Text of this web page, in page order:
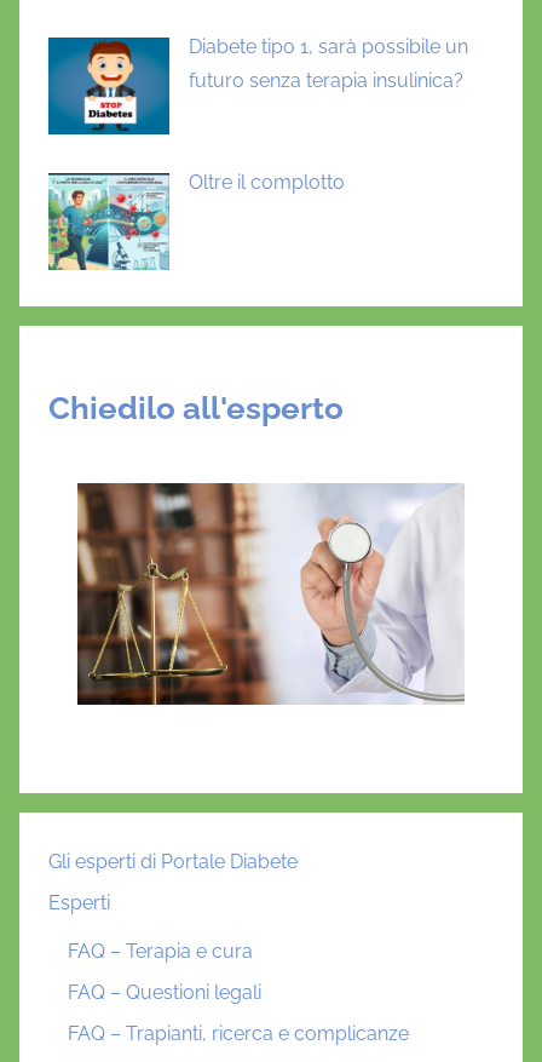
Diabete tipo 1, sarà possibile un
futuro senza terapia insulinica?
Oltre il complotto
Chiedilo all'esperto
Gli esperti di Portale Diabete
Esperti
FAQ – Terapia e cura
FAQ – Questioni legali
FAQ – Trapianti, ricerca e complicanze